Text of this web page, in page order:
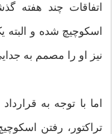
اتفاقات چند هفته
اسکوچیچ شده و البته
نیز او را مصمم به
اما با توجه به
تراکتور، رفتن